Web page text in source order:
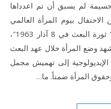
لم يسبق أن تم اعدداها
الاحتفال بيوم المرأة العالمي
في سوريا مع الاحتفالات بذكرى ” ثورة البعث في 8 آذار 1963″،
وضع المرأة خلال عهد البعث
إلى تهميش مجمل
المرأة ضمناً. ما…